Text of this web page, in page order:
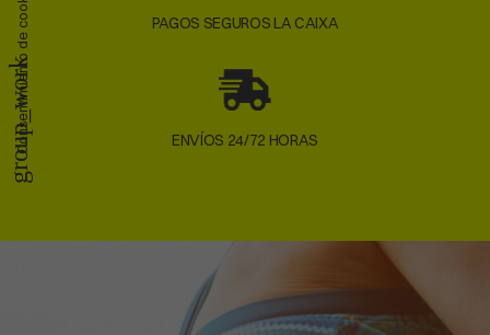
PAGOS SEGUROS LA CAIXA
ENVÍOS 24/72 HORAS
group_work
Consentimiento de cookies